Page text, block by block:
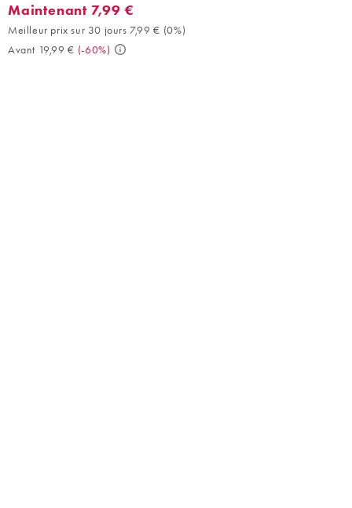
Maintenant 7,99 €. Meilleur prix sur 30 jours 7,99 € (0%). Avant
Maintenant 7,99 €
Meilleur prix sur 30 jours 7,99 € (0%)
Avant 19,99 € (-60%)